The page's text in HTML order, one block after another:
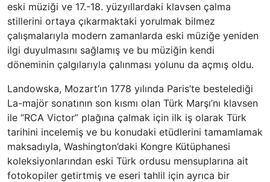
eski müziği ve 17.-18. yüzyıllardaki klavsen çalma
stillerini ortaya çıkarmaktaki yorulmak bilmez
çalışmalarıyla modern zamanlarda eski müziğe yeniden
ilgi duyulmasını sağlamış ve bu müziğin kendi
döneminin çalgılarıyla çalınması yolunu da açmış oldu.
Landowska, Mozart’ın 1778 yılında Paris’te bestelediği
La-majör sonatının son kısmı olan Türk Marşı’nı klavsen
ile “RCA Victor” plağına çalmak için ilk iş olarak Türk
tarihini incelemiş ve bu konudaki etüdlerini tamamlamak
maksadıyla, Washington’daki Kongre Kütüphanesi
koleksiyonlarından eski Türk ordusu mensuplarına ait
fotokopiler getirtmiş ve eseri tahlil için ayrıca bir